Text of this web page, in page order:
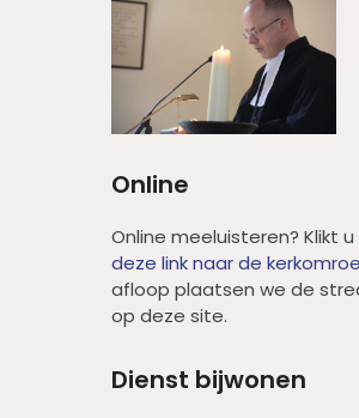
Online
Online meeluisteren? Klikt
deze link naar de
afloop plaatsen we de
op deze site.
Dienst bijwonen